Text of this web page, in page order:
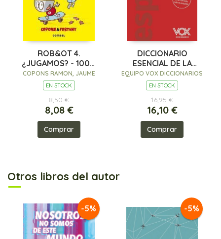
ROB&OT 4.
¿JUGAMOS? - 100%
PEFC
COPONS RAMON, JAUME
EN STOCK
8,50 €
8,08 €
Comprar
DICCIONARIO
ESENCIAL DE LA
LENGUA ESPAÑOLA
EQUIPO VOX DICCIONARIOS
EN STOCK
16,95 €
16,10 €
Comprar
Otros libros del autor
-5% -5%